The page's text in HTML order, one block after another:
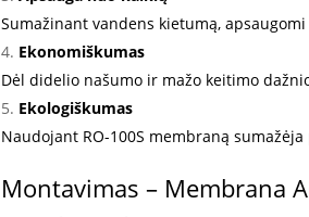
Sumažinant vandens kietumą,
Ekonomiškumas
Dėl didelio našumo ir mažo keitimo
Ekologiškumas
Naudojant RO-100S membraną
Montavimas – Membrana